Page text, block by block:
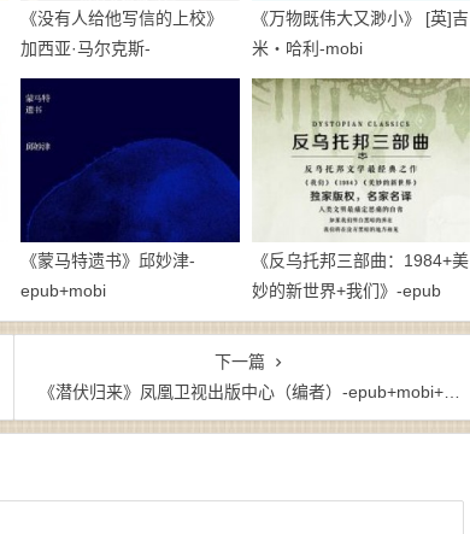
《没有人给他写信的上校》
加西亚·马尔克斯-
epub+mobi+azw3
《万物既伟大又渺小》 [英]吉
米・哈利-mobi
《蒙马特遗书》邱妙津-
epub+mobi
《反乌托邦三部曲：1984+美
妙的新世界+我们》-epub
下一篇
《潜伏归来》凤凰卫视出版中心（编者）-epub+mobi+azw3